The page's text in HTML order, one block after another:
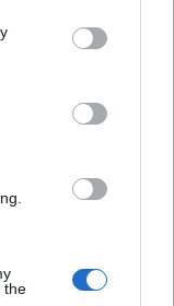
You may click to
party tags to
in below Google
the
ημερών – Τι